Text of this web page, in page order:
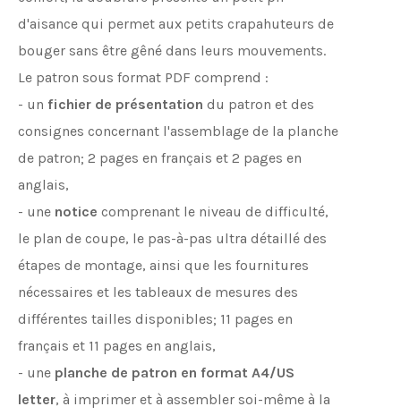
d'aisance qui permet aux petits crapahuteurs de
bouger sans être gêné dans leurs mouvements.
Le patron sous format PDF comprend :
- un fichier de présentation du patron et des
consignes concernant l'assemblage de la planche
de patron; 2 pages en français et 2 pages en
anglais,
- une notice comprenant le niveau de difficulté,
le plan de coupe, le pas-à-pas ultra détaillé des
étapes de montage, ainsi que les fournitures
nécessaires et les tableaux de mesures des
différentes tailles disponibles; 11 pages en
français et 11 pages en anglais,
- une planche de patron en format A4/US
letter, à imprimer et à assembler soi-même à la